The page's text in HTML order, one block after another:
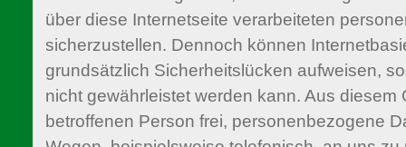
über diese Internetseite verarbeiteten
sicherzustellen. Dennoch können
grundsätzlich Sicherheitslücken aufweisen,
nicht gewährleistet werden kann. Aus diesem
betroffenen Person frei, personenbezogene